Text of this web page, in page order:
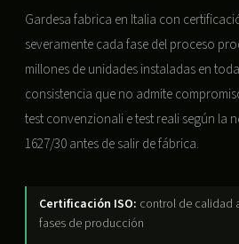
Gardesa fabrica en Italia con
severamente cada fase del proceso
millones de unidades instaladas en
consistencia que no admite
test convenzionali e test reali según la
1627/30 antes de salir de fábrica.
Certificación ISO: control de calidad
fases de producción